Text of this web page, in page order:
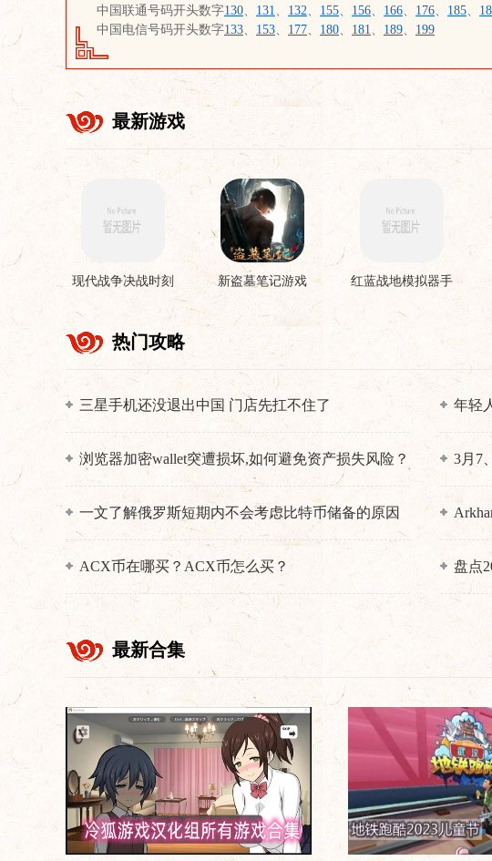
中国联通号码开头数字130、 131、 132、 155、 156、 166、 176、 185、
中国电信号码开头数字133、 153、 177、 180、 181、 189、 199
最新游戏
现代战争决战时刻
新盗墓笔记游戏
红蓝战地模拟器手
热门攻略
三星手机还没退出中国 门店先扛不住了 年轻
浏览器加密wallet突遭损坏,如何避免资产损失风险？
3月7
波币
一文了解俄罗斯短期内不会考虑比特币储备的原因
ACX币在哪买？ACX币怎么买？ 盘点
最新合集